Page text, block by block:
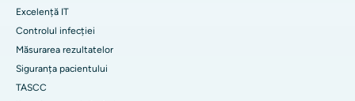
Excelență IT
Controlul infecției
Măsurarea rezultatelor
Siguranța pacientului
TASCC